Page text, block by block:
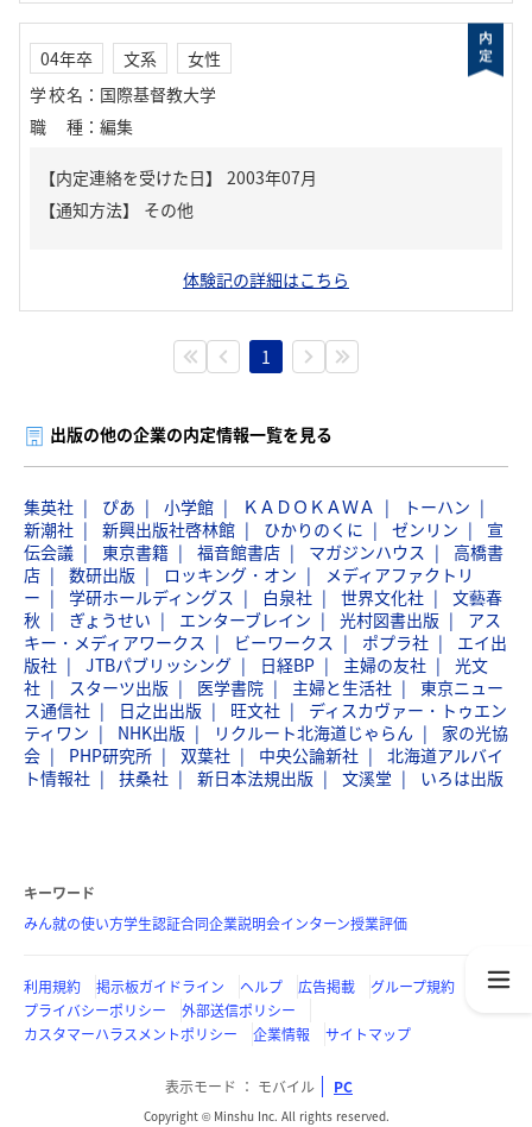
04年卒 文系
女性
学校名 ： 国際基督教大学
職種 ： 編集
【内定連絡を受けた日】
2003年07月
【通知方法】
その他
体験記の詳細はこちら
1
出版の他の企業の内定情報一覧を見る
集英社 ぴあ 小学館 ＫＡＤＯＫＡＷＡ
トーハン
新潮社
新興出版社啓林館 ひかりのくに ゼンリン
宣
伝会議
東京書籍 福音館書店 マガジンハウス
高橋書
店
数研出版 ロッキング・オン
メディアファクトリ
ー
学研ホールディングス 白泉社 世界文化社
文藝春
秋
ぎょうせい エンターブレイン 光村図書出版
アス
キー・メディアワークス
ビーワークス ポプラ社
エイ出
版社
JTBパブリッシング 日経BP 主婦の友社
光文
社
スターツ出版 医学書院 主婦と生活社
東京ニュー
ス通信社
日之出出版 旺文社
ディスカヴァー・トゥエン
ティワン
NHK出版 リクルート北海道じゃらん
家の光協
会
PHP研究所 双葉社 中央公論新社
北海道アルバイ
ト情報社
扶桑社 新日本法規出版 文溪堂 いろは出版
キーワード
みん就の使い方学生認証合同企業説明会インターン授業評価
利用規約 掲示板ガイドライン ヘルプ 広告掲載
グループ規約
プライバシーポリシー
外部送信ポリシー
カスタマーハラスメントポリシー
企業情報 サイトマップ
表示モード モバイル PC
Copyright © Minshu Inc. All rights reserved.